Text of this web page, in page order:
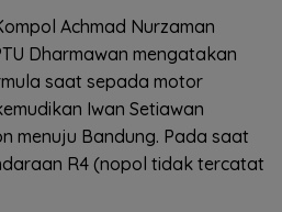
Achmad Nurzaman
Dharmawan mengatakan
saat sepada motor
Iwan Setiawan
menuju Bandung. Pada saat
R4 (nopol tidak tercatat